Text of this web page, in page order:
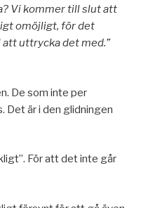
Vi kommer till slut att
omöjligt, för det
uttrycka det med.”
De som inte per
Det är i den glidningen
För att det inte går